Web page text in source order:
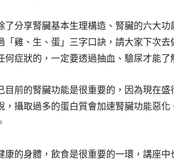
了分享腎臟基本生理構造、腎臟的六大
「雞、生、蛋」三字口訣，請大家下次
何症狀的，一定要透過抽血、驗尿才能了
目前的腎臟功能是很重要的，因為現在
，攝取過多的蛋白質會加速腎臟功能惡
康的身體，飲食是很重要的一環，講座